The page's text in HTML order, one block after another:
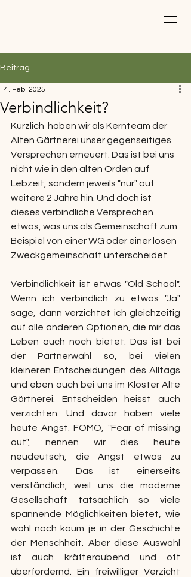
Beitrag
Verbindlichkeit?
14. Feb. 2025
Kürzlich  haben wir als Kernteam der
Alten Gärtnerei unser gegenseitiges
Versprechen erneuert. Das ist bei uns
nicht wie in den alten Orden auf
Lebzeit, sondern jeweils "nur" auf
weitere 2 Jahre hin. Und doch ist
dieses verbindliche Versprechen
etwas, was uns als Gemeinschaft zum
Beispiel von einer WG oder einer losen
Zweckgemeinschaft unterscheidet.
Verbindlichkeit ist etwas "Old School".
Wenn ich verbindlich zu etwas "Ja"
sage, dann verzichtet ich gleichzeitig
auf alle anderen Optionen, die mir das
Leben auch noch bietet. Das ist bei
der Partnerwahl so, bei vielen
kleineren Entscheidungen des Alltags
und eben auch bei uns im Kloster Alte
Gärtnerei. Entscheiden heisst auch
verzichten. Und davor haben viele
heute Angst. FOMO, "Fear of missing
out", nennen wir dies heute
neudeutsch, die Angst etwas zu
verpassen. Das ist einerseits
verständlich, weil uns die moderne
Gesellschaft tatsächlich so viele
spannende Möglichkeiten bietet, wie
wohl noch kaum je in der Geschichte
der Menschheit. Aber diese Auswahl
ist auch kräfteraubend und oft
überfordernd. Ein freiwilliger Verzicht